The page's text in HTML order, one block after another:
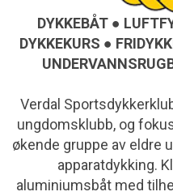
DYKKEBÅT ●
DYKKEKURS ●
Verdal
ungdomsklubb, og
økende gruppe av eldre
apparatdykking.
aluminiumsbåt med